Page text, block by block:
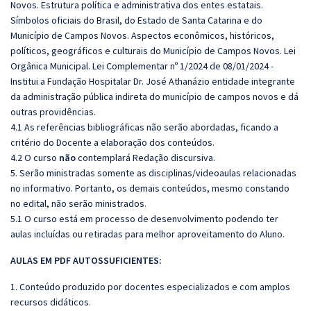
Novos. Estrutura política e administrativa dos entes estatais.
Símbolos oficiais do Brasil, do Estado de Santa Catarina e do
Município de Campos Novos. Aspectos econômicos, históricos,
políticos, geográficos e culturais do Município de Campos Novos. Lei
Orgânica Municipal. Lei Complementar nº 1/2024 de 08/01/2024 -
Institui a Fundação Hospitalar Dr. José Athanázio entidade integrante
da administração pública indireta do município de campos novos e dá
outras providências.
4.1 As referências bibliográficas não serão abordadas, ficando a
critério do Docente a elaboração dos conteúdos.
4.2 O curso nãocontemplará Redação discursiva.
5. Serão ministradas somente as disciplinas/videoaulas relacionadas
no informativo. Portanto, os demais conteúdos, mesmo constando
no edital, não serão ministrados.
5.1 O curso está em processo de desenvolvimento podendo ter
aulas incluídas ou retiradas para melhor aproveitamento do Aluno.
AULAS EM PDF AUTOSSUFICIENTES:
1. Conteúdo produzido por docentes especializados e com amplos
recursos didáticos.